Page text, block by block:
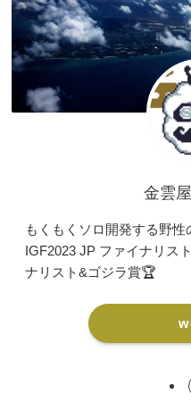
金雲
もくもくソロ開発する野
IGF2023 JP ファイナリス
ナリスト&ゴジラ賞🏆